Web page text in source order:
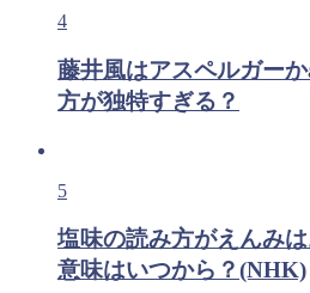
4
藤井風はアスペルガー
方が独特すぎる？
5
塩味の読み方がえんみ
意味はいつから？(NHK)